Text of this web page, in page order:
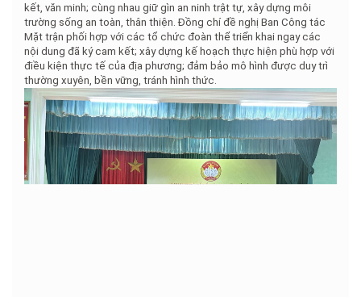
kết, văn minh; cùng nhau giữ gìn an ninh trật tự, xây dựng môi
trường sống an toàn, thân thiện. Đồng chí đề nghị Ban Công tác
Mặt trận phối hợp với các tổ chức đoàn thể triển khai ngay các
nội dung đã ký cam kết; xây dựng kế hoạch thực hiện phù hợp với
điều kiện thực tế của địa phương; đảm bảo mô hình được duy trì
thường xuyên, bền vững, tránh hình thức.